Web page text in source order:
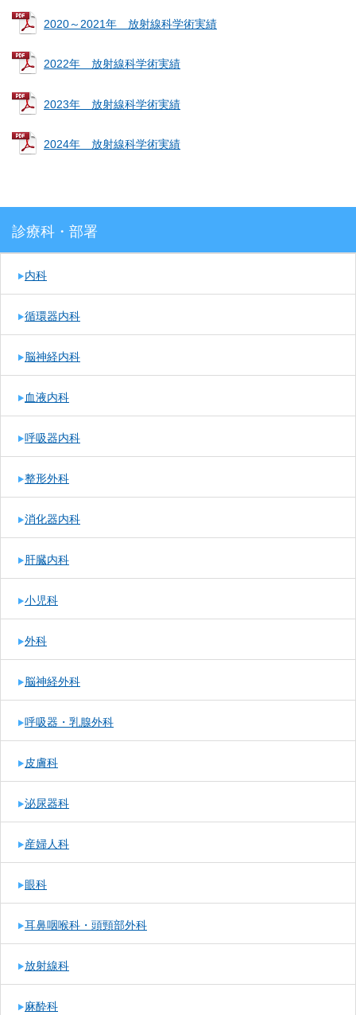
2020～2021年 放射線科学術実績
2022年 放射線科学術実績
2023年 放射線科学術実績
2024年 放射線科学術実績
診療科・部署
内科
循環器内科
脳神経内科
血液内科
呼吸器内科
整形外科
消化器内科
肝臓内科
小児科
外科
脳神経外科
呼吸器・乳腺外科
皮膚科
泌尿器科
産婦人科
眼科
耳鼻咽喉科・頭頸部外科
放射線科
麻酔科